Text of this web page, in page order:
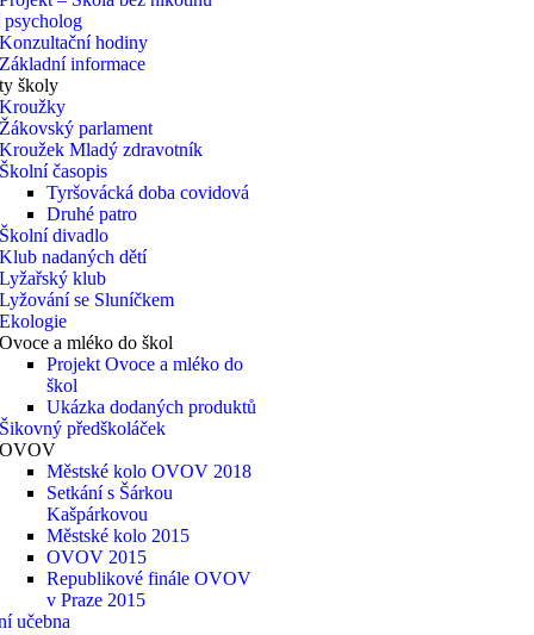
Konzultační hodiny
Základní informace
školy
Kroužky
Žákovský parlament
Kroužek Mladý zdravotník
Školní časopis
Tyršovácká doba covidová
Druhé patro
Školní divadlo
Klub nadaných dětí
Lyžařský klub
Lyžování se Sluníčkem
Ekologie
Ovoce a mléko do škol
Projekt Ovoce a mléko do
škol
Ukázka dodaných produktů
Šikovný předškoláček
OVOV
Městské kolo OVOV 2018
Setkání s Šárkou
Kašpárkovou
Městské kolo 2015
OVOV 2015
Republikové finále OVOV
v Praze 2015
učebna